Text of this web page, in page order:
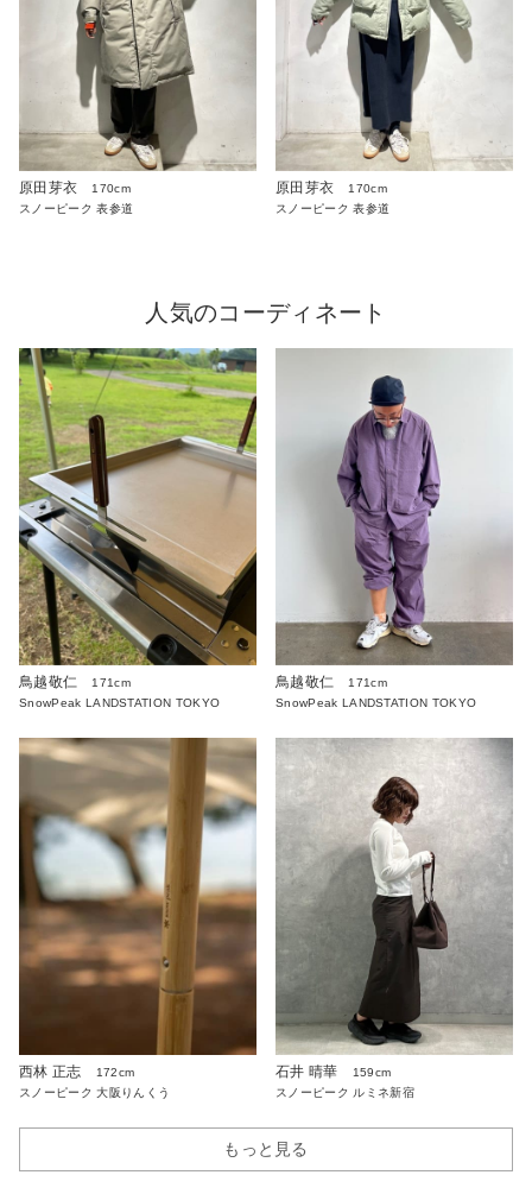
原田芽衣
170cm
スノーピーク 表参道
原田芽衣
170cm
スノーピーク 表参道
人気のコーディネート
鳥越敬仁
171cm
SnowPeak LANDSTATION TOKYO
鳥越敬仁
171cm
SnowPeak LANDSTATION TOKYO
西林 正志
172cm
スノーピーク 大阪りんくう
石井 晴華
159cm
スノーピーク ルミネ新宿
もっと見る